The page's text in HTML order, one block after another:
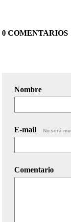
0 COMENTARIOS
Nombre
E-mail No será
Comentario